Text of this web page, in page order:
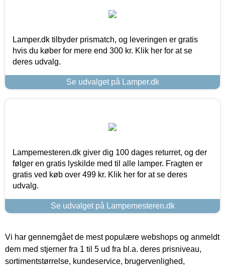
Lamper.dk tilbyder prismatch, og leveringen er gratis
hvis du køber for mere end 300 kr. Klik her for at se
deres udvalg.
Se udvalget på Lamper.dk
Lampemesteren.dk giver dig 100 dages returret, og der
følger en gratis lyskilde med til alle lamper. Fragten er
gratis ved køb over 499 kr. Klik her for at se deres
udvalg.
Se udvalget på Lampemesteren.dk
Vi har gennemgået de mest populære webshops og anmeldt
dem med stjerner fra 1 til 5 ud fra bl.a. deres prisniveau,
sortimentstørrelse, kundeservice, brugervenlighed,